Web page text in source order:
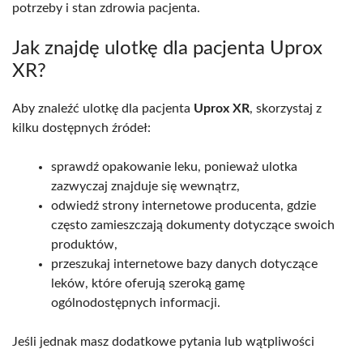
potrzeby i stan zdrowia pacjenta.
Jak znajdę ulotkę dla pacjenta Uprox
XR?
Aby znaleźć ulotkę dla pacjenta Uprox XR, skorzystaj z
kilku dostępnych źródeł:
sprawdź opakowanie leku, ponieważ ulotka
zazwyczaj znajduje się wewnątrz,
odwiedź strony internetowe producenta, gdzie
często zamieszczają dokumenty dotyczące swoich
produktów,
przeszukaj internetowe bazy danych dotyczące
leków, które oferują szeroką gamę
ogólnodostępnych informacji.
Jeśli jednak masz dodatkowe pytania lub wątpliwości